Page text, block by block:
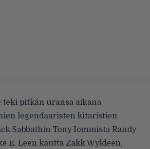
teki pitkän uransa aikana
legendaaristen kitaristien
Sabbathin Tony Iommista Randy
E. Leen kautta Zakk Wyldeen,